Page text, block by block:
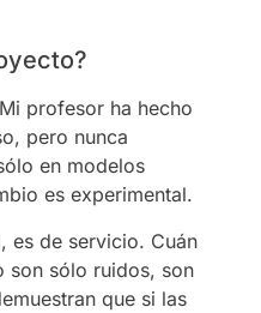
profesor ha hecho
pero nunca
en modelos
es experimental.
es de servicio. Cuán
son sólo ruidos, son
que si las